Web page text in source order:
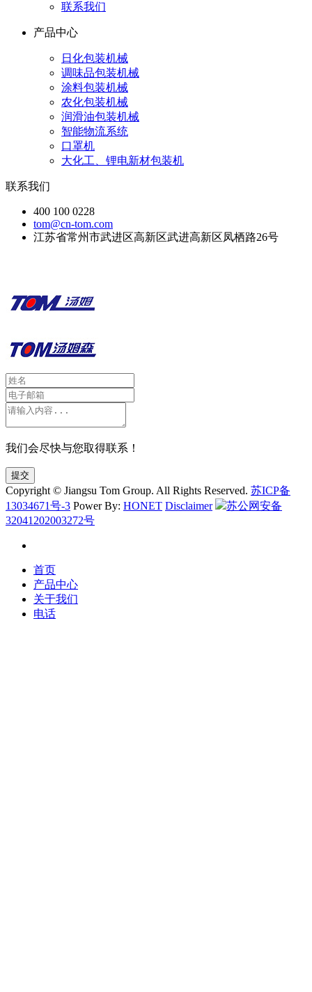
联系我们
产品中心
日化包装机械
调味品包装机械
涂料包装机械
农化包装机械
润滑油包装机械
智能物流系统
口罩机
大化工、锂电新材包装机
联系我们
400 100 0228
tom@cn-tom.com
江苏省常州市武进区高新区武进高新区凤栖路26号
我们会尽快与您取得联系！
提交
Copyright © Jiangsu Tom Group. All Rights Reserved. 苏ICP备
13034671号-3 Power By: HONET Disclaimer
苏公网安备
32041202003272号
首页
产品中心
关于我们
电话